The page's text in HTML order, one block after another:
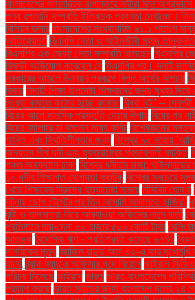
বাংলাদেশের গণতান্ত্রিক রূপান্তরে নারীরা ছিল
পণ্য রপ্তানি সম্প্রতি ইতিবাচক প্রবণতা দেখাচ্ছে।
বিলিয়ন ডলার বাংলাদেশের সংখ্যাগরিষ্ঠ ৬১.১ শতাংশ
আতিথেয়তা' বিএনপি নেতা ও আইনজীবী মাসুদ
বিএনপির এক জ্যেষ্ঠ নেতা সম্প্রতি বলেছেন বিএনপির
রিজভী অভিযোগ করেছেন যে বিএনপির পর। দলটি
সরকারের আমলে উন্নয়ন প্রকল্পে বিপুল অর্থের অপচয়
বিজয় বিদায়ী শিক্ষা উপদেষ্টা শিক্ষকদের জন্য সুখবর দিয়ে
সংখ্যা কমাতে কঠোর হচ্ছে কানাডা বিধবা নই” – দেবশ্রী
বিয়ের আগে মানসিক প্রস্তুতি নেয়ার উপায় বিয়ের পর
বিয়ের ব্যাপারে যা বললেন সাফা কবির বিশেষজ্ঞদের
শান্তি এবং স্থিতিশীলতার জন্য বিশ্বের ৭০ ভাষায়
অন্যতম শীর্ষ ধনী এবং যুক্তরাষ্ট্রের প্রভাবশালী ব্যক্তি
পঞ্চম অবস্থানে ঢাকা বিশ্বের ধনীতম রাজা: থাইল্যান্ডের
১০ ধনীর শিক্ষাগত যোগ্যতা কতটুকু বিশ্বের সবচেয়ে
খেয়ে শিক্ষকের বিরুদ্ধে হত্যাচেষ্টা মামলা বিসিবির ঘোষণা
ঘটনায় ডোপ টেস্টের পর তিন আসামি আদালতে হাজির"
বৃষ্টি ও তাপমাত্রা নিয়ে আবহাওয়া অফিসের নতুন বার্তা
প্রতিষ্ঠানে দায়-দেনা ৫০ হাজার ৫০০ কোটি টাকা
আতঙ্ক বৈদেশিক ঋণ - প্রতিশ্রুতি কমেছে ৬৭%
নাগরিকের মৃত্যু ব্রাজিল রাউন্ড অফ ৩২-এ কার মুখোমুখি
হার্ভে ব্র্যাক ব্যাংকে অফিসার পদে নিয়োগ ভাইরাল
পরিচয় মিলেছে ভাইরাস ভারত ভারত বাংলাদেশের
প্রকাশ করছে ভারত ম্যাচের জন্য বাংলাদেশ দলের ২৪